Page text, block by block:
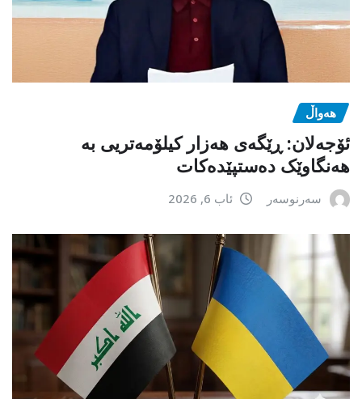
هەواڵ
ئۆجەلان: ڕێگەی هەزار کیلۆمەتریی بە
هەنگاوێک دەستپێدەکات
سەرنوسەر ئاب 6, 2026